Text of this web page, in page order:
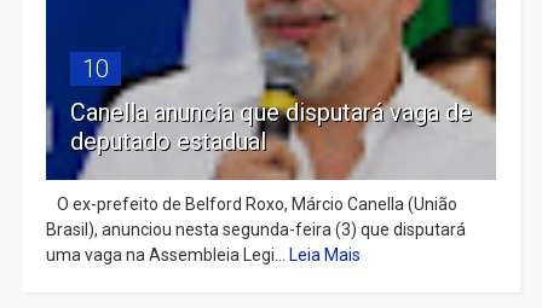
10
Canella anuncia que disputará vaga de
deputado estadual
​ O ex-prefeito de Belford Roxo, Márcio Canella (União
Brasil), anunciou nesta segunda-feira (3) que disputará
uma vaga na Assembleia Legi...
Leia Mais